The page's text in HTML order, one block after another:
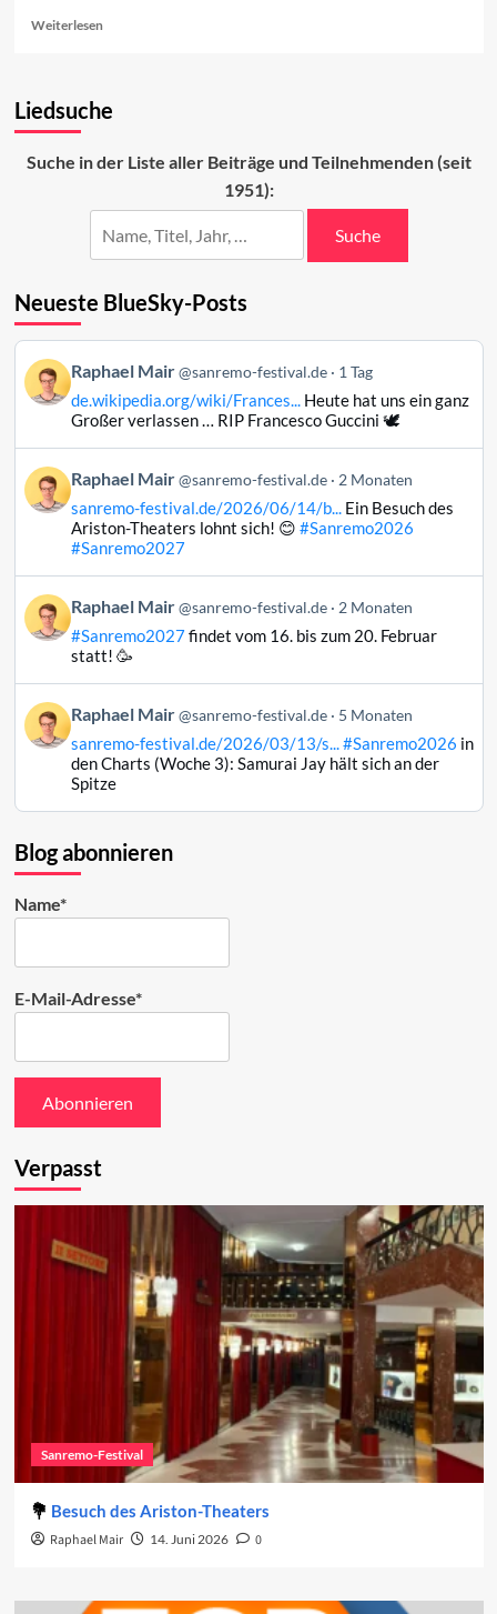
WeiterlesenRead
neu?
auf
Prüfstand
Liedsuche
Suche in der Liste aller Beiträge und Teilnehmenden (seit
1951):
Suche
Neueste BlueSky-Posts
Beitrag
von
Raphael
Bluesky
ansehen
Raphael Mair @sanremo-festival.de 1 Tag
de.wikipedia.org/wiki/Frances...Heute hat uns ein ganz
Großer verlassen … RIP Francesco Guccini 🕊️
Beitrag
von
Raphael
ansehen
Raphael Mair @sanremo-festival.de 2 Monaten
sanremo-festival.de/2026/06/14/b...Ein Besuch des
Ariston-Theaters lohnt sich! 😊 #Sanremo2026
#Sanremo2027
Beitrag
von
Raphael
Bluesky
ansehen
Raphael Mair @sanremo-festival.de 2 Monaten
#Sanremo2027findet vom 16. bis zum 20. Februar
statt! 🥳
Beitrag
von
Raphael
ansehen
Raphael Mair @sanremo-festival.de 5 Monaten
sanremo-festival.de/2026/03/13/s...#Sanremo2026 in
den Charts (Woche 3): Samurai Jay hält sich an der
Spitze
Blog abonnieren
Name*
E-Mail-Adresse*
Verpasst
Sanremo-Festival
Besuch des Ariston-Theaters
Raphael Mair 14. Juni 2026 0